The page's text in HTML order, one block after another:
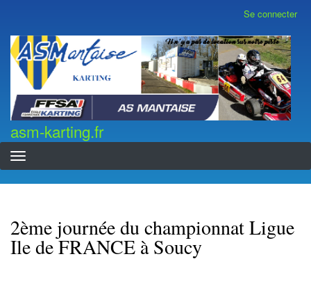
contenu
principal
compte
de
l'utilisateur
Se connecter
asm-karting.fr
asm-karting.fr
2ème journée du championnat Ligue
Ile de FRANCE à Soucy